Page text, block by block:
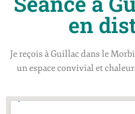
en
Je reçois à Guillac dans le
un espace convivial et